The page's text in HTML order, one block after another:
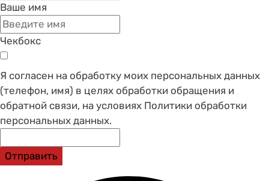
Ваше имя
Чекбокс
Я согласен на обработку моих персональных данных
(телефон, имя) в целях обработки обращения и
обратной связи, на условиях Политики обработки
персональных данных.
Отправить